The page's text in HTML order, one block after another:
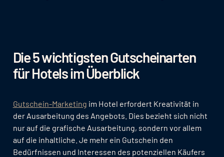
Die 5 wichtigsten Gutscheinarten
für Hotels im Überblick
Gutschein-Marketing im Hotel erfordert Kreativität in
der Ausarbeitung des Angebots. Dies bezieht sich nicht
nur auf die grafische Ausarbeitung, sondern vor allem
auf die inhaltliche. Je mehr ein Gutschein den
Bedürfnissen und Interessen des potenziellen Käufers